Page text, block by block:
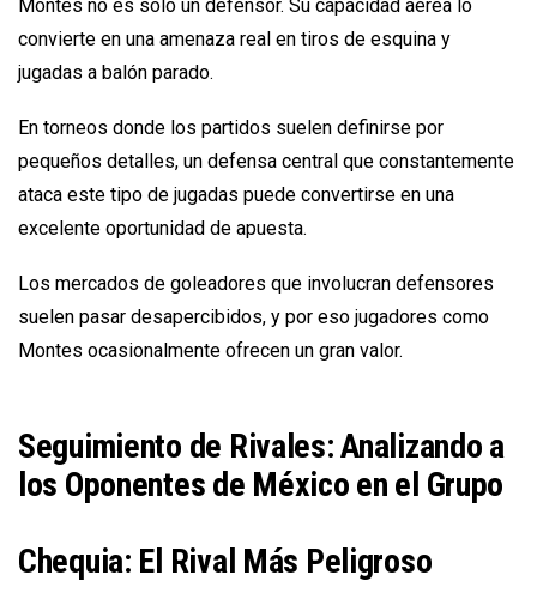
Montes no es solo un defensor. Su capacidad aérea lo
convierte en una amenaza real en tiros de esquina y
jugadas a balón parado.
En torneos donde los partidos suelen definirse por
pequeños detalles, un defensa central que constantemente
ataca este tipo de jugadas puede convertirse en una
excelente oportunidad de apuesta.
Los mercados de goleadores que involucran defensores
suelen pasar desapercibidos, y por eso jugadores como
Montes ocasionalmente ofrecen un gran valor.
Seguimiento de Rivales: Analizando a
los Oponentes de México en el Grupo
Chequia: El Rival Más Peligroso